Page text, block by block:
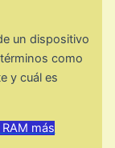
un dispositivo
como
y cuál es
más